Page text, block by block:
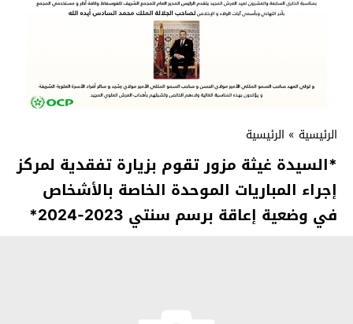
الرئيسية » الرئيسية
*السيدة غيثة مزور تقوم بزيارة تفقدية لمركز
إجراء المباريات الموحدة الخاصة بالأشخاص
في وضعية إعاقة برسم سنتي 2023-2024*